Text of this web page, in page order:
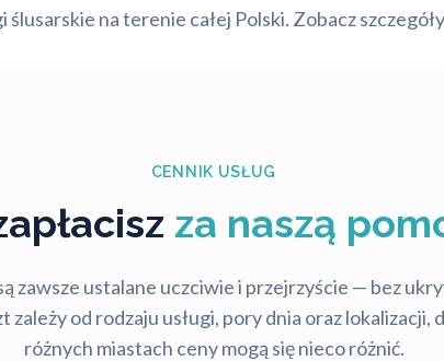
na terenie całej Polski. Zobacz
CENNIK USŁUG
za naszą
zawsze ustalane uczciwie i przejrzyście — bez
zależy od rodzaju usługi, pory dnia oraz
różnych miastach ceny mogą się nieco różnić.